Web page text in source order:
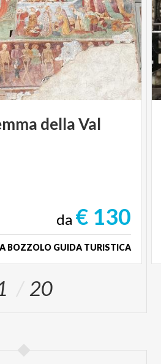
dellaVal
da € 130
BOZZOLO GUIDA TURISTICA
20